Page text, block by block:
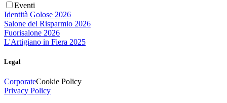
Eventi
Identità Golose 2026
Salone del Risparmio 2026
Fuorisalone 2026
L'Artigiano in Fiera 2025
Legal
CorporateCookie Policy
Privacy Policy